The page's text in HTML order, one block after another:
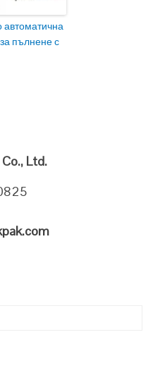
пълнене с
Ltd.